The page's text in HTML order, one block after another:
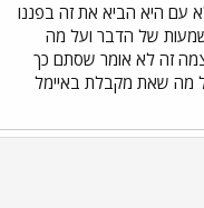
עם היא הביא את זה בפננו
של הדבר ועל מה
זה לא אומר שסתם כך
מה שאת מקבלת באיימל